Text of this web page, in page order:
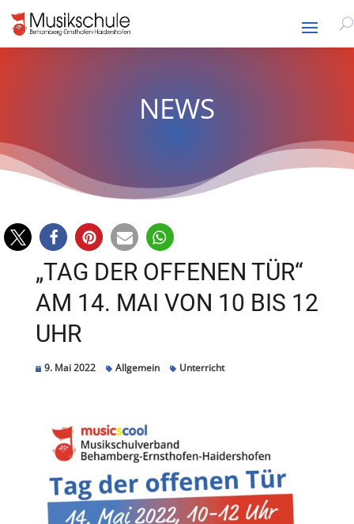
NEWS
„TAG DER OFFENEN TÜR“
AM 14. MAI VON 10 BIS 12
UHR
9. Mai 2022 Allgemein Unterricht